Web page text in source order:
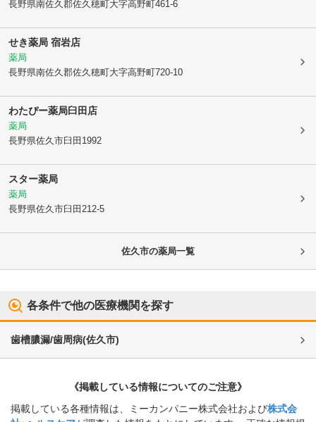
長野県南佐久郡佐久穂町大字高野町461-6
せき薬局 宿岩店
薬局
長野県南佐久郡佐久穂町大字高野町720-10
わたぴー薬局臼田店
薬局
長野県佐久市臼田1992
スター薬局
薬局
長野県佐久市臼田212-5
佐久市の薬局一覧
各条件で他の医療機関を探す
歯槽膿漏/歯周病(佐久市)
《掲載している情報についてのご注意》
掲載している各種情報は、ミーカンパニー株式会社および株式会